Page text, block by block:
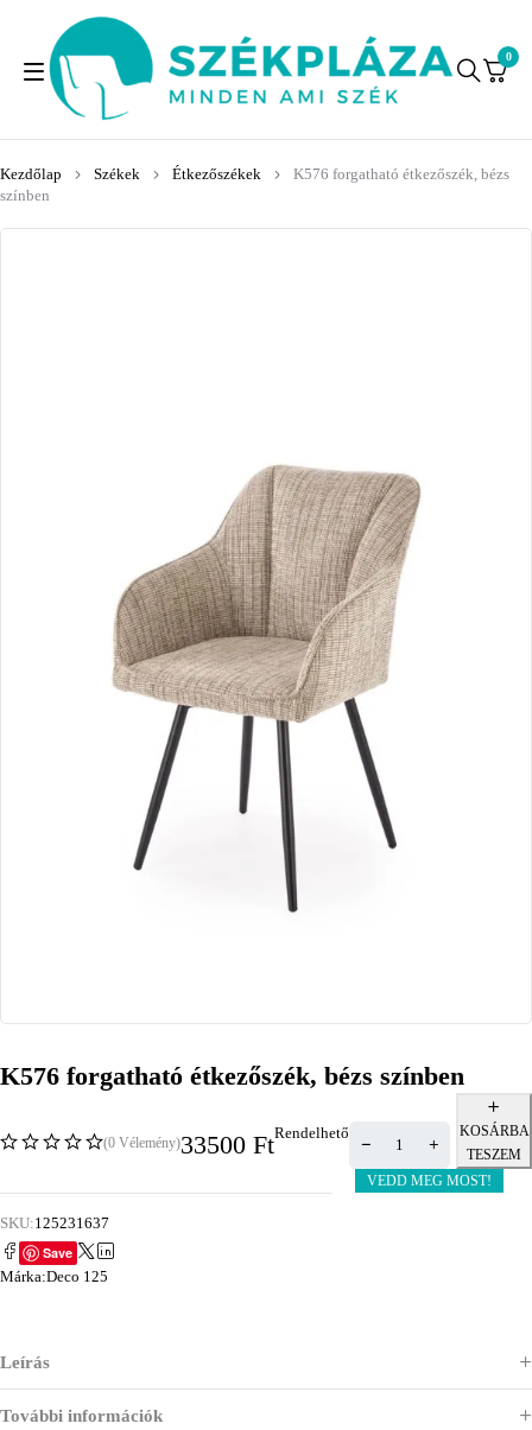
0
Kezdőlap Székek Étkezőszékek
K576 forgatható étkezőszék, bézs
színben
K576 forgatható étkezőszék, bézs színben
(0 Vélemény)33500 FtRendelhető
KOSÁRBA
TESZEM
VEDD MEG MOST!
SKU:125231637
Save
Márka:Deco 125
Leírás
További információk